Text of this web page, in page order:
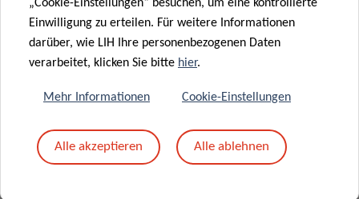
NEUESTE NEWS
„Cookie-Einstellungen“ besuchen, um eine kontrollierte
Einwilligung zu erteilen. Für weitere Informationen
darüber, wie LIH Ihre personenbezogenen Daten
verarbeitet, klicken Sie bitte hier.
Mehr Informationen Cookie-Einstellungen
Alle akzeptieren Alle ablehnen